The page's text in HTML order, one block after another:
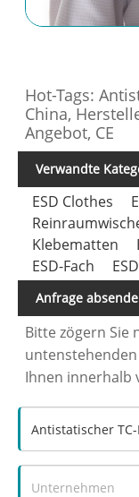
Hot-Tags:
China,
Angebot, CE
Verwandte
ESD Clothes
Klebematten
ESD-Fach
Anfrage
Bitte zögern Sie
Ihnen innerhalb